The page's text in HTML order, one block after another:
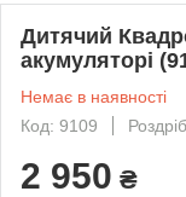
Дитячий
акумуляторі
Немає в наявності
Код: 9109
Роздріб
2 950 ₴